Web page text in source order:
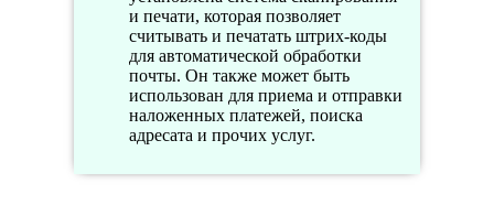
и печати, которая позволяет
считывать и печатать штрих-коды
для автоматической обработки
почты. Он также может быть
использован для приема и отправки
наложенных платежей, поиска
адресата и прочих услуг.